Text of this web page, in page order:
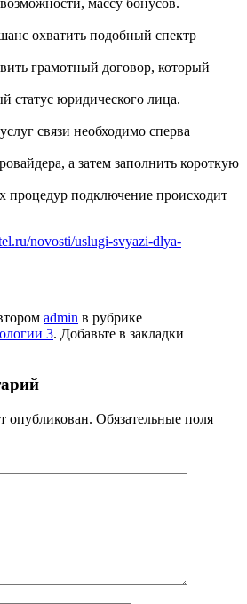
массу бонусов.
охватить подобный спектр
грамотный договор, который
статус юридического лица.
связи необходимо сперва
а затем заполнить короткую
процедур подключение происходит
novosti/uslugi-svyazi-dlya-
admin в рубрике
3. Добавьте в закладки
опубликован. Обязательные поля